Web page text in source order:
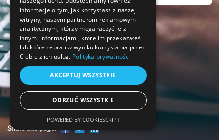
Share this page!
informacje o tym, jak korzystasz z naszej
witryny, naszym partnerom reklamowym i
analitycznym, którzy mogą łączyć je z
innymi informacjami, które im przekazałeś
lub które zebrali w wyniku korzystania przez
Ciebie z ich usług. Polityka prywatności
AKCEPTUJ WSZYSTKIE
ODRZUĆ WSZYSTKIE
POWERED BY COOKIESCRIPT